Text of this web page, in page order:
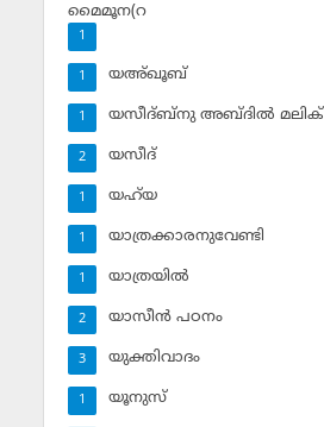
മൈമൂന(റ
1
യഅ്ഖൂബ്‌
1
യസീദ്ബ്‌നു അബ്ദില്‍ മലിക്‌
1
യസീദ്‌
2
യഹ്‌യ
1
യാത്രക്കാരനുവേണ്ടി
1
യാത്രയില്‍
1
യാസീന്‍ പഠനം
2
യുക്തിവാദം
3
യൂനുസ്‌
1